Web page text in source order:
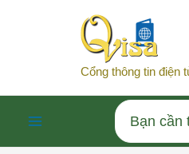
Cổng thông tin điện
Search
for: